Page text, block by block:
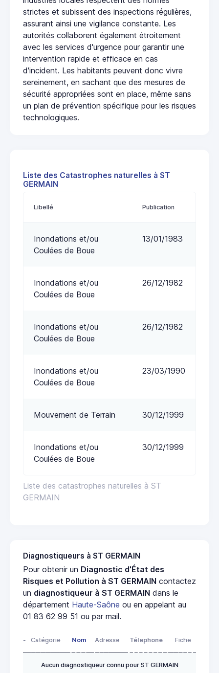
strictes et subissent des inspections régulières,
assurant ainsi une vigilance constante. Les
autorités collaborent également étroitement
avec les services d'urgence pour garantir une
intervention rapide et efficace en cas
d'incident. Les habitants peuvent donc vivre
sereinement, en sachant que des mesures de
sécurité appropriées sont en place, même sans
un plan de prévention spécifique pour les risques
technologiques.
Liste des Catastrophes naturelles à ST
GERMAIN
Liste des catastrophes naturelles à ST
GERMAIN
Libellé Publication
Inondations et/ou
Coulées de Boue
13/01/1983
Inondations et/ou
Coulées de Boue
26/12/1982
Inondations et/ou
Coulées de Boue
26/12/1982
Inondations et/ou
Coulées de Boue
23/03/1990
Mouvement de Terrain 30/12/1999
Inondations et/ou
Coulées de Boue
30/12/1999
Diagnostiqueurs à ST GERMAIN
Pour obtenir un Diagnostic d'État des
Risques et Pollution à ST GERMAIN contactez
un diagnostiqueur à ST GERMAIN dans le
département Haute-Saône ou en appelant au
01 83 62 99 51 ou par mail.
- Catégorie Nom Adresse Télephone Fiche
Aucun diagnostiqueur connu pour ST GERMAIN